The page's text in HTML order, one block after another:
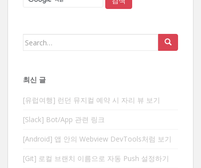
Search
최신 글
[유럽여행] 런던 뮤지컬 예약 시 자리 뷰 보기
[Slack] Bot/App 관련 링크
[Android] 앱 안의 Webview DevTools처럼 보기
[Git] 로컬 브랜치 이름으로 자동 Push 설정하기